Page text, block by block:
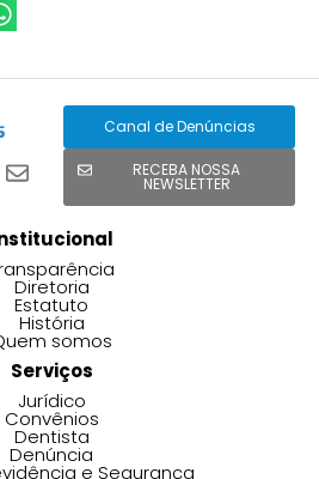
Canal de Denúncias
RECEBA NOSSA
NEWSLETTER
Diretoria
Estatuto
História
somos
Serviços
Jurídico
Convênios
Dentista
Denúncia
e Segurança